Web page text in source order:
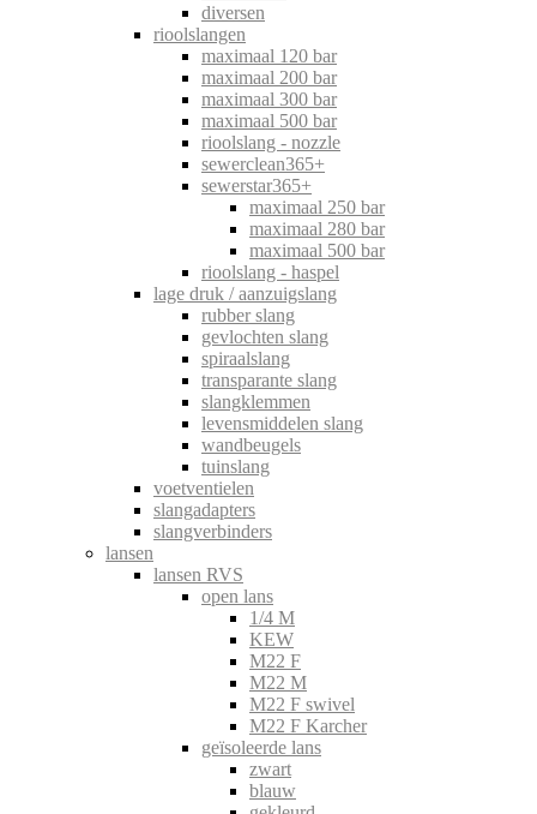
diversen
rioolslangen
maximaal 120 bar
maximaal 200 bar
maximaal 300 bar
maximaal 500 bar
rioolslang - nozzle
sewerclean365+
sewerstar365+
maximaal 250 bar
maximaal 280 bar
maximaal 500 bar
rioolslang - haspel
lage druk / aanzuigslang
rubber slang
gevlochten slang
spiraalslang
transparante slang
slangklemmen
levensmiddelen slang
wandbeugels
tuinslang
voetventielen
slangadapters
slangverbinders
lansen
lansen RVS
open lans
1/4 M
KEW
M22 F
M22 M
M22 F swivel
M22 F Karcher
geïsoleerde lans
zwart
blauw